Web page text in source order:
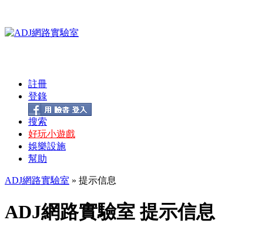
註冊
登錄
搜索
好玩小遊戲
娛樂設施
幫助
ADJ網路實驗室 » 提示信息
ADJ網路實驗室 提示信息